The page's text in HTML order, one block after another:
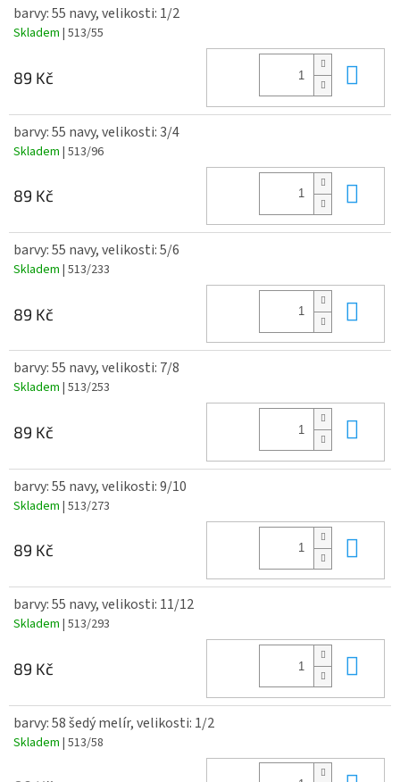
barvy: 55 navy, velikosti: 1/2
Skladem | 513/55
89 Kč
barvy: 55 navy, velikosti: 3/4
Skladem | 513/96
89 Kč
barvy: 55 navy, velikosti: 5/6
Skladem | 513/233
89 Kč
barvy: 55 navy, velikosti: 7/8
Skladem | 513/253
89 Kč
barvy: 55 navy, velikosti: 9/10
Skladem | 513/273
89 Kč
barvy: 55 navy, velikosti: 11/12
Skladem | 513/293
89 Kč
barvy: 58 šedý melír, velikosti: 1/2
Skladem | 513/58